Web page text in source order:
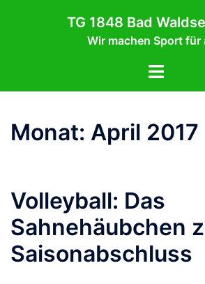
TG 1848 Bad
Wir machen Sport für
Menü
Monat: April 2017
Volleyball: Das
Sahnehäubchen
Saisonabschluss